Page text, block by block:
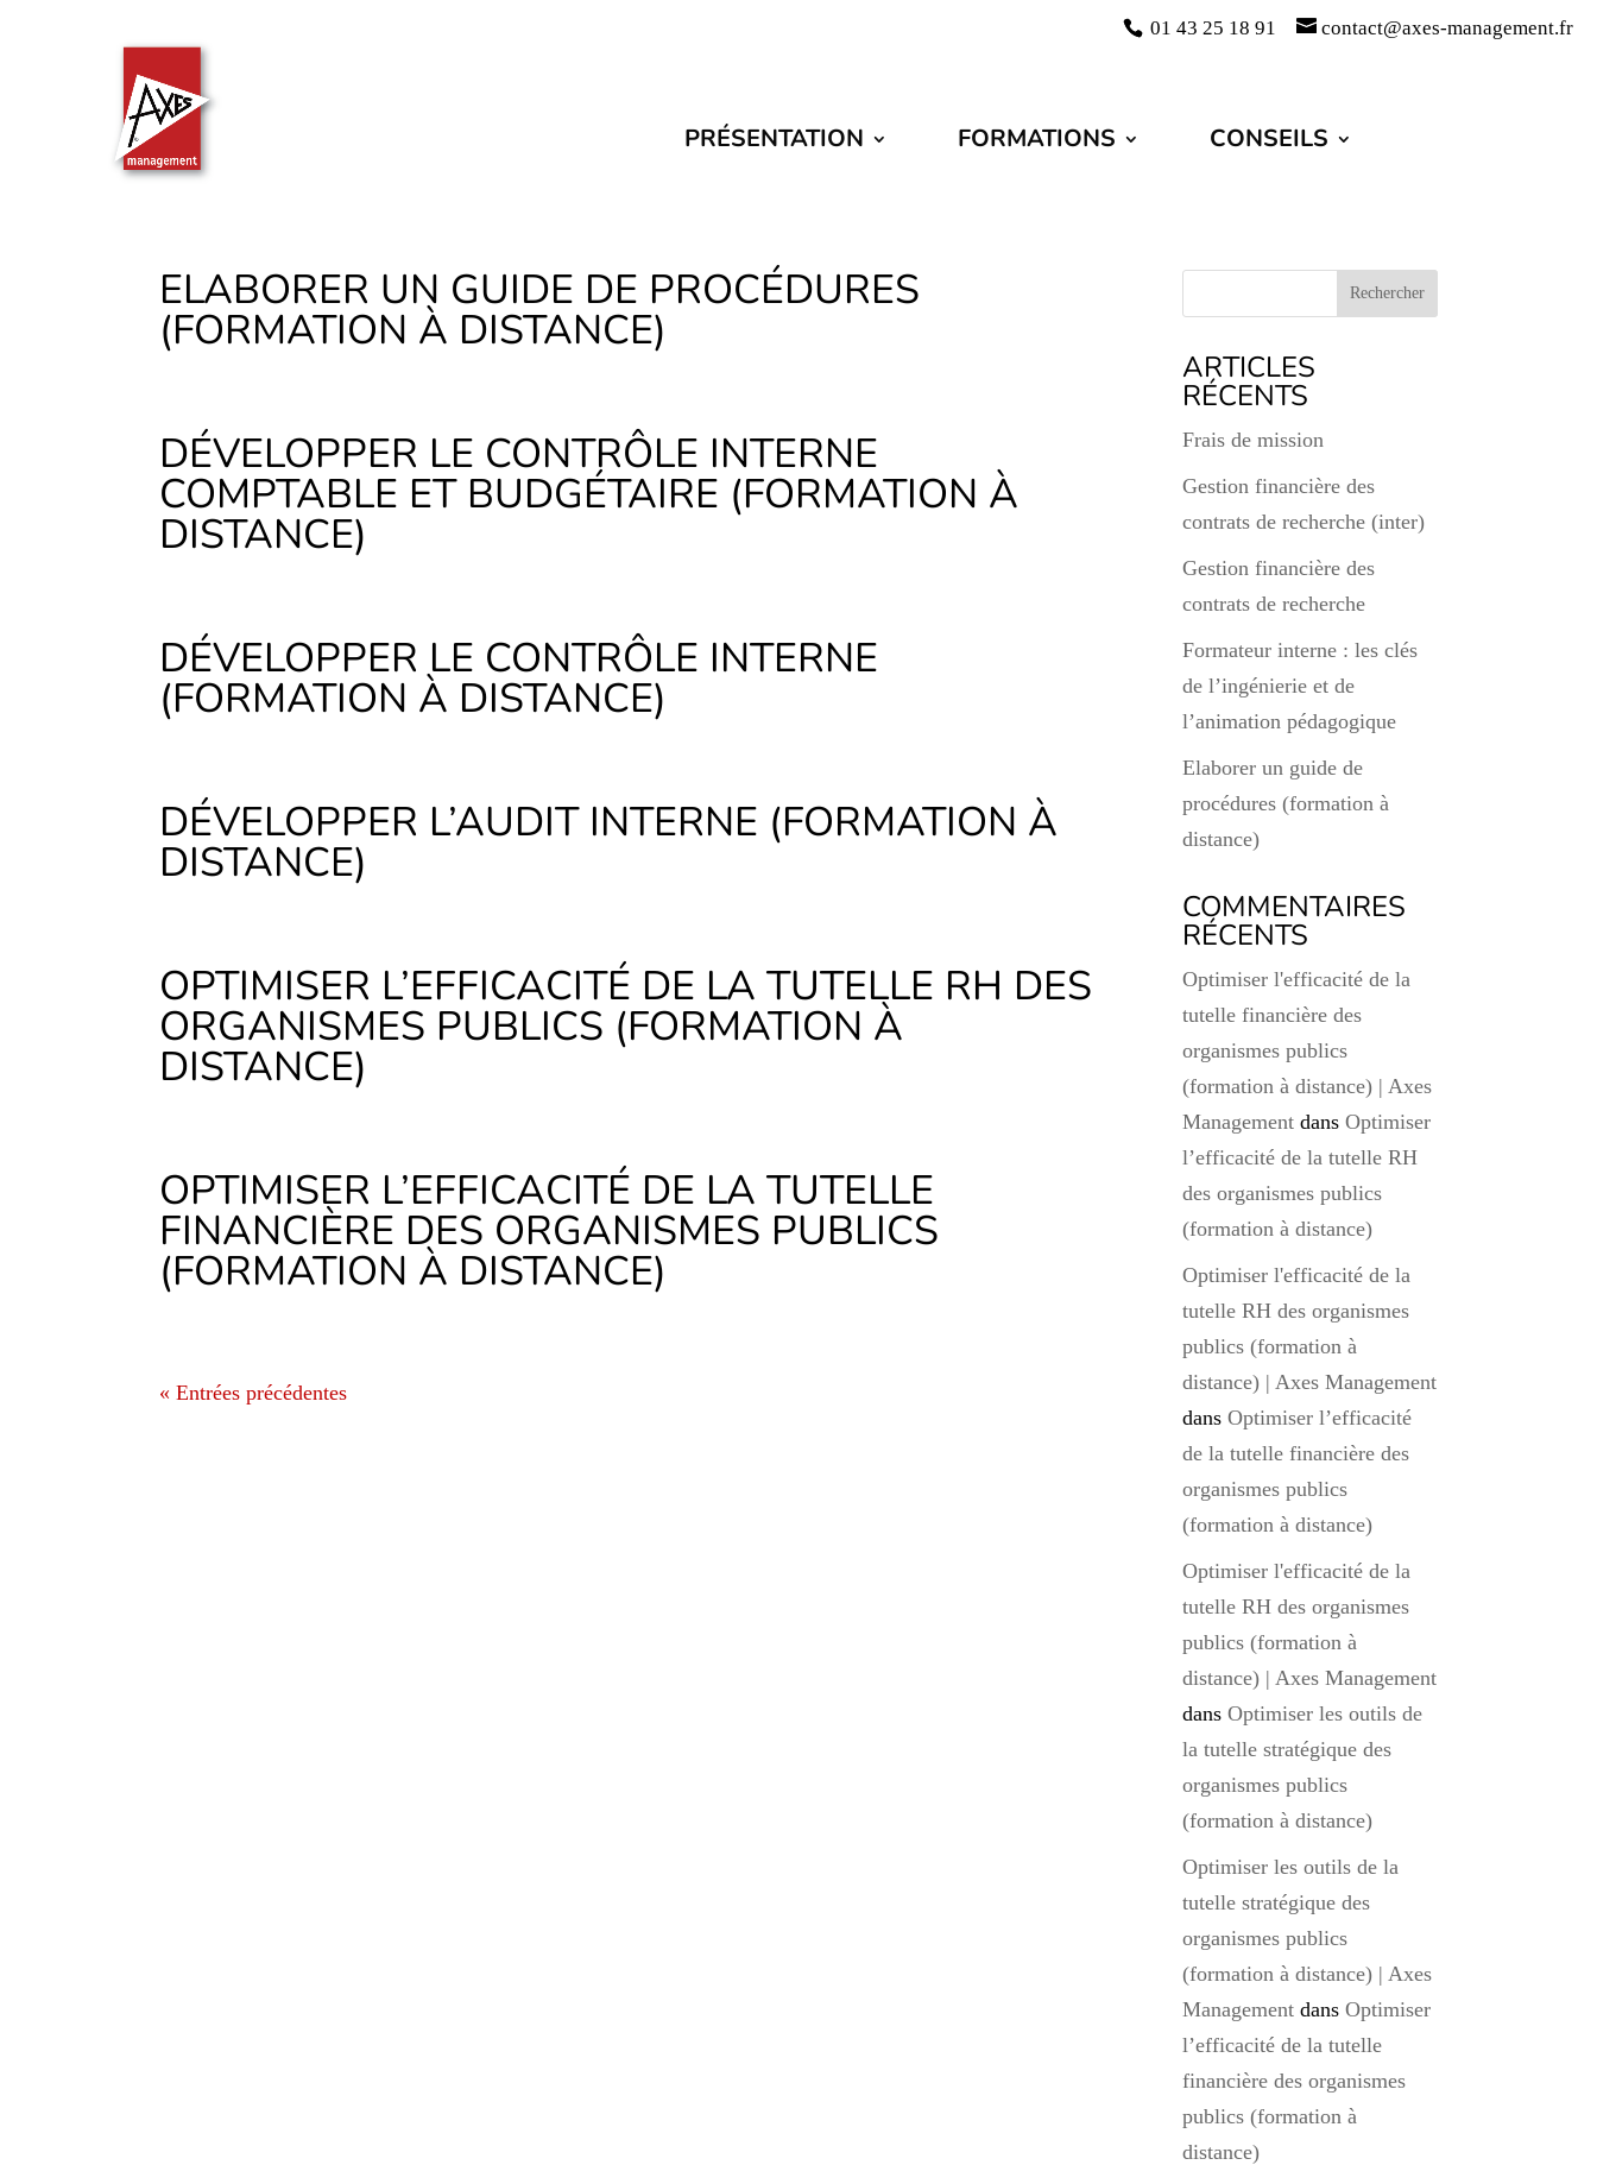
01 43 25 18 91 contact@axes-management.fr
PRÉSENTATION FORMATIONS CONSEILS
ELABORER UN GUIDE DE PROCÉDURES
(FORMATION À DISTANCE)
DÉVELOPPER LE CONTRÔLE INTERNE
COMPTABLE ET BUDGÉTAIRE (FORMATION À
DISTANCE)
DÉVELOPPER LE CONTRÔLE INTERNE
(FORMATION À DISTANCE)
DÉVELOPPER L’AUDIT INTERNE (FORMATION À
DISTANCE)
OPTIMISER L’EFFICACITÉ DE LA TUTELLE RH DES
ORGANISMES PUBLICS (FORMATION À
DISTANCE)
OPTIMISER L’EFFICACITÉ DE LA TUTELLE
FINANCIÈRE DES ORGANISMES PUBLICS
(FORMATION À DISTANCE)
« Entrées précédentes
ARTICLES
RÉCENTS
Frais de mission
Gestion financière des
contrats de recherche (inter)
Gestion financière des
contrats de recherche
Formateur interne : les clés
de l’ingénierie et de
l’animation pédagogique
Elaborer un guide de
procédures (formation à
distance)
COMMENTAIRES
RÉCENTS
Optimiser l'efficacité de la
tutelle financière des
organismes publics
(formation à distance) | Axes
Managementdans Optimiser
l’efficacité de la tutelle RH
des organismes publics
(formation à distance)
Optimiser l'efficacité de la
tutelle RH des organismes
publics (formation à
distance) | Axes Management
dans Optimiser l’efficacité
de la tutelle financière des
organismes publics
(formation à distance)
Optimiser l'efficacité de la
tutelle RH des organismes
publics (formation à
distance) | Axes Management
dans Optimiser les outils de
la tutelle stratégique des
organismes publics
(formation à distance)
Optimiser les outils de la
tutelle stratégique des
organismes publics
(formation à distance) | Axes
Managementdans Optimiser
l’efficacité de la tutelle
financière des organismes
publics (formation à
distance)